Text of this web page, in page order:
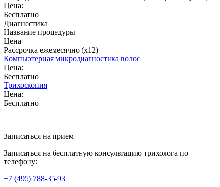
Цена:
Бесплатно
Диагностика
Название процедуры
Цена
Рассрочка ежемесячно (x12)
Компьютерная микродиагностика волос
Цена:
Бесплатно
Трихоскопия
Цена:
Бесплатно
Записаться на прием
Записаться на бесплатную консультацию трихолога по
телефону:
+7 (495) 788-35-93